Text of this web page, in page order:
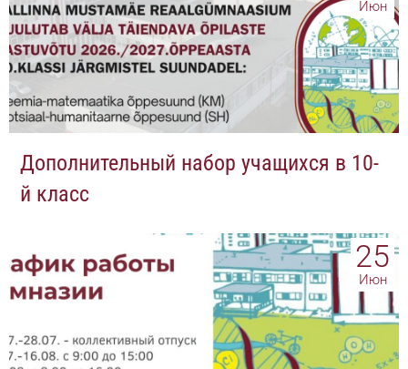
Июн
Дополнительный набор учащихся в 10-
й класс
25
Июн